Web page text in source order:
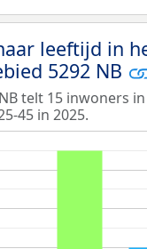
leeftijd in
5292 NB
telt 15 inwoners
45 in 2025.